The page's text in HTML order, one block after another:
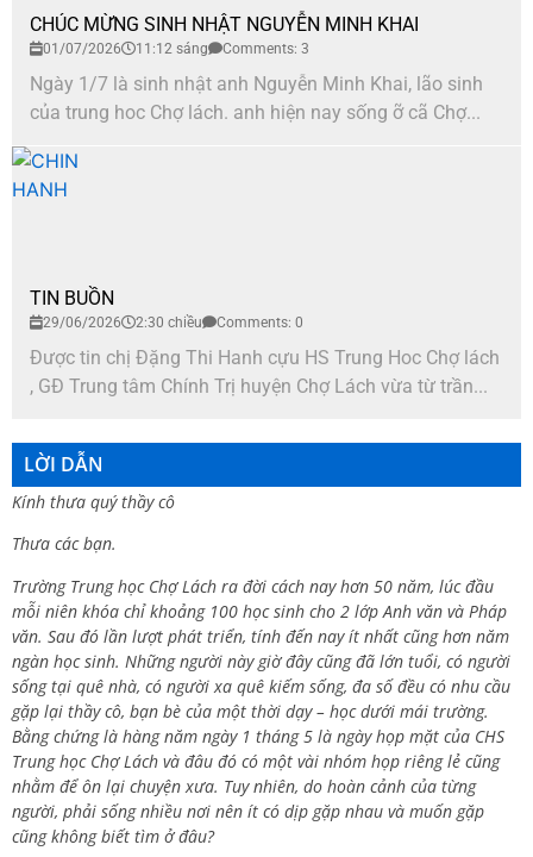
CHÚC MỪNG SINH NHẬT NGUYỄN MINH KHAI
01/07/2026 11:12 sáng Comments: 3
Ngày 1/7 là sinh nhật anh Nguyễn Minh Khai, lão sinh
của trung hoc Chợ lách. anh hiện nay sống ỡ cã Chợ...
TIN BUỒN
29/06/2026 2:30 chiều Comments: 0
Được tin chị Đặng Thi Hanh cựu HS Trung Hoc Chợ lách
, GĐ Trung tâm Chính Trị huyện Chợ Lách vừa từ trần...
LỜI DẪN
Kính thưa quý thầy cô
Thưa các bạn.
Trường Trung học Chợ Lách ra đời cách nay hơn 50 năm, lúc đầu
mỗi niên khóa chỉ khoảng 100 học sinh cho 2 lớp Anh văn và Pháp
văn. Sau đó lần lượt phát triển, tính đến nay ít nhất cũng hơn năm
ngàn học sinh. Những người này giờ đây cũng đã lớn tuổi, có người
sống tại quê nhà, có người xa quê kiếm sống, đa số đều có nhu cầu
gặp lại thầy cô, bạn bè của một thời dạy – học dưới mái trường.
Bằng chứng là hàng năm ngày 1 tháng 5 là ngày họp mặt của CHS
Trung học Chợ Lách và đâu đó có một vài nhóm họp riêng lẻ cũng
nhằm để ôn lại chuyện xưa. Tuy nhiên, do hoàn cảnh của từng
người, phải sống nhiều nơi nên ít có dịp gặp nhau và muốn gặp
cũng không biết tìm ở đâu?